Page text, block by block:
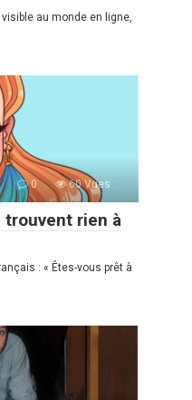
au monde en ligne,
0 60 Vues :
trouvent rien à
: « Êtes-vous prêt à